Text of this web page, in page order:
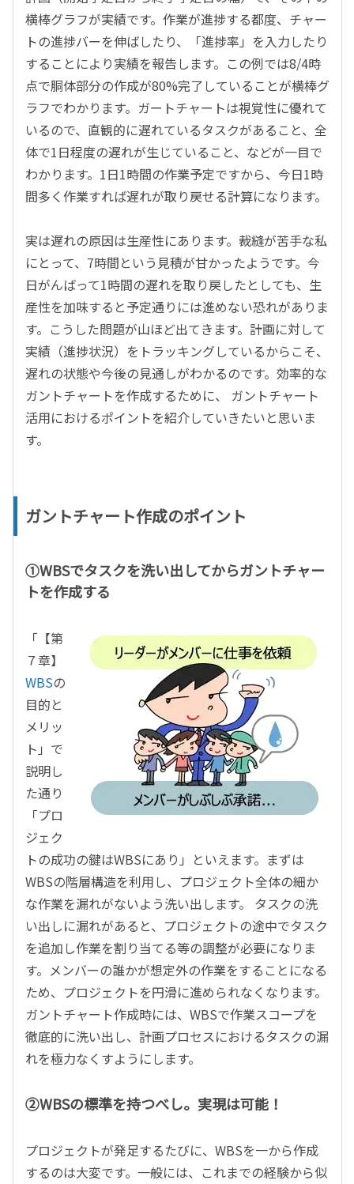
横棒グラフが実績です。作業が進捗する都度、チャー
トの進捗バーを伸ばしたり、「進捗率」を入力したり
することにより実績を報告します。この例では8/4時
点で胴体部分の作成が80%完了していることが横棒グ
ラフでわかります。ガートチャートは視覚性に優れて
いるので、直観的に遅れているタスクがあること、全
体で1日程度の遅れが生じていること、などが一目で
わかります。1日1時間の作業予定ですから、今日1時
間多く作業すれば遅れが取り戻せる計算になります。
実は遅れの原因は生産性にあります。 裁縫が苦手な私
にとって、7時間という見積が甘かったようです。今
日がんばって1時間の遅れを取り戻したとしても、生
産性を加味すると予定通りには進めない恐れがありま
す。こうした問題が山ほど出てきます。 計画に対して
実績（進捗状況）をトラッキングしているからこそ、
遅れの状態や今後の見通しがわかるのです。効率的な
ガントチャートを作成するために、
ガントチャート
活用におけるポイントを紹介していきたいと思いま
す。
ガントチャート作成のポイント
①WBSでタスクを洗い出してからガントチャー
トを作成する
「【第
７章】
WBSの
目的と
メリッ
ト」で
説明し
た通り
「プロ
ジェク
トの成功の鍵はWBSにあり」といえます。まずは
WBSの階層構造を利用し、プロジェクト全体の細か
な作業を漏れがないよう洗い出します。 タスクの洗
い出しに漏れがあると、プロジェクトの途中でタスク
を追加し作業を割り当てる等の調整が必要になりま
す。メンバーの誰かが想定外の作業をすることになる
ため、プロジェクトを円滑に進められなくなります。
ガントチャート作成時には、WBSで作業スコープを
徹底的に洗い出し、計画プロセスにおけるタスクの漏
れを極力なくすようにします。
②WBSの標準を持つべし。実現は可能！
プロジェクトが発足するたびに、WBSを一から作成
するのは大変です。一般には、これまでの経験から似